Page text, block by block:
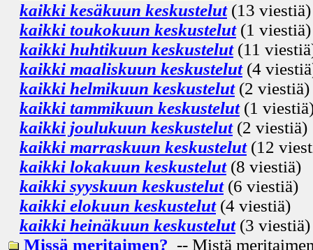
kaikki kesäkuun keskustelut(13 viestiä)
kaikki toukokuun keskustelut(1 viestiä)
kaikki huhtikuun keskustelut(11
kaikki maaliskuun keskustelut(4
kaikki helmikuun keskustelut(2 viestiä)
kaikki tammikuun keskustelut(1
kaikki joulukuun keskustelut(2 viestiä)
kaikki marraskuun keskustelut(12
kaikki lokakuun keskustelut(8 viestiä)
kaikki syyskuun keskustelut(6 viestiä)
kaikki elokuun keskustelut(4 viestiä)
kaikki heinäkuun keskustelut(3 viestiä)
Missä meritaimen? -- Mistä